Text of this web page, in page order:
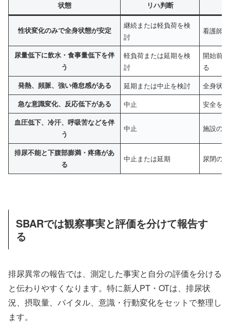
状態 リハ判断
性状変化のみで全身状態が安定
継続または軽負荷を検
討
看護師
尿量低下に飲水・食事量低下を伴
う
軽負荷または延期を検
討
開始前
る
発熱、頻脈、強い倦怠感がある 延期または中止を検討 全身状
急な意識変化、反応低下がある 中止 安全を
血圧低下、冷汗、呼吸苦などを伴
う
中止 施設の
排尿不能と下腹部膨満・疼痛があ
る
中止または延期 尿閉の
SBARでは観察事実と評価を分けて報告す
る
排尿異常の報告では、測定した事実と自分の評価を分ける
と伝わりやすくなります。特に新人PT・OTは、排尿状
況、摂取量、バイタル、意識・行動変化をセットで整理し
ます。